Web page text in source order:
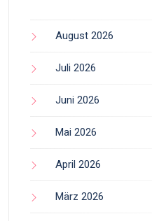
August 2026
Juli 2026
Juni 2026
Mai 2026
April 2026
März 2026